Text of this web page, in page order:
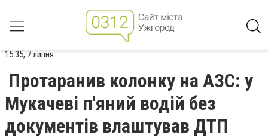
15:35, 7 липня
Протаранив колонку на АЗС: у
Мукачеві п'яний водій без
документів влаштував ДТП